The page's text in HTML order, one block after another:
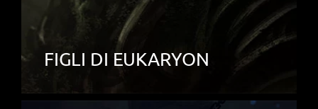
FIGLI DI EUKARYON